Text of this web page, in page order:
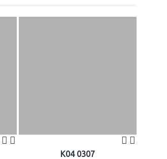
K04 0307